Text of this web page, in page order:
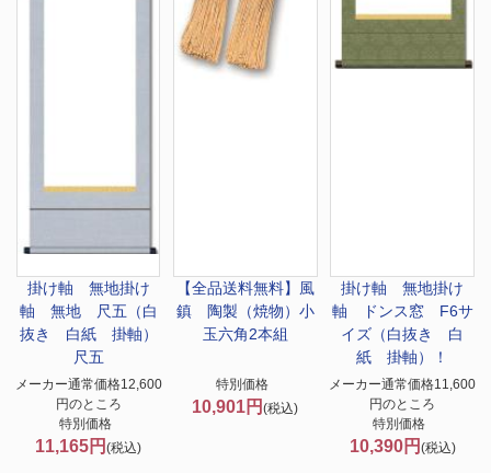
掛け軸 無地掛け
軸 無地 尺五（白
抜き 白紙 掛軸）
尺五
メーカー通常価格12,600
円のところ
特別価格
11,165円(税込)
【全品送料無料】 風
鎮 陶製（焼物）小
玉六角2本組
特別価格
10,901円(税込)
掛け軸 無地掛け
軸 ドンス窓 F6サ
イズ（白抜き 白
紙 掛軸）！
メーカー通常価格11,600
円のところ
特別価格
10,390円 (税込)